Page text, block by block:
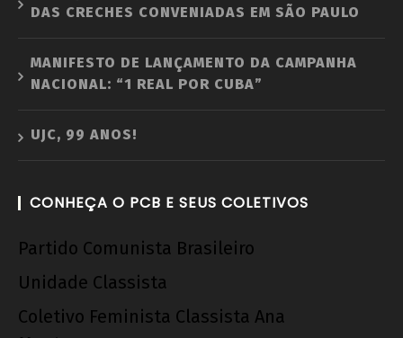
DAS CRECHES CONVENIADAS EM SÃO PAULO
MANIFESTO DE LANÇAMENTO DA CAMPANHA
NACIONAL: “1 REAL POR CUBA”
UJC, 99 ANOS!
CONHEÇA O PCB E SEUS COLETIVOS
Partido Comunista Brasileiro
Unidade Classista
Coletivo Feminista Classista Ana